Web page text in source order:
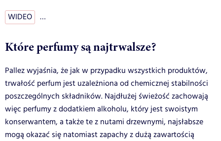
WIDEO …
Które perfumy są najtrwalsze?
Pallez wyjaśnia, że jak w przypadku wszystkich produktów,
trwałość perfum jest uzależniona od chemicznej stabilności
poszczególnych składników. Najdłużej świeżość zachowają
więc perfumy z dodatkiem alkoholu, który jest swoistym
konserwantem, a także te z nutami drzewnymi, najsłabsze
mogą okazać się natomiast zapachy z dużą zawartością